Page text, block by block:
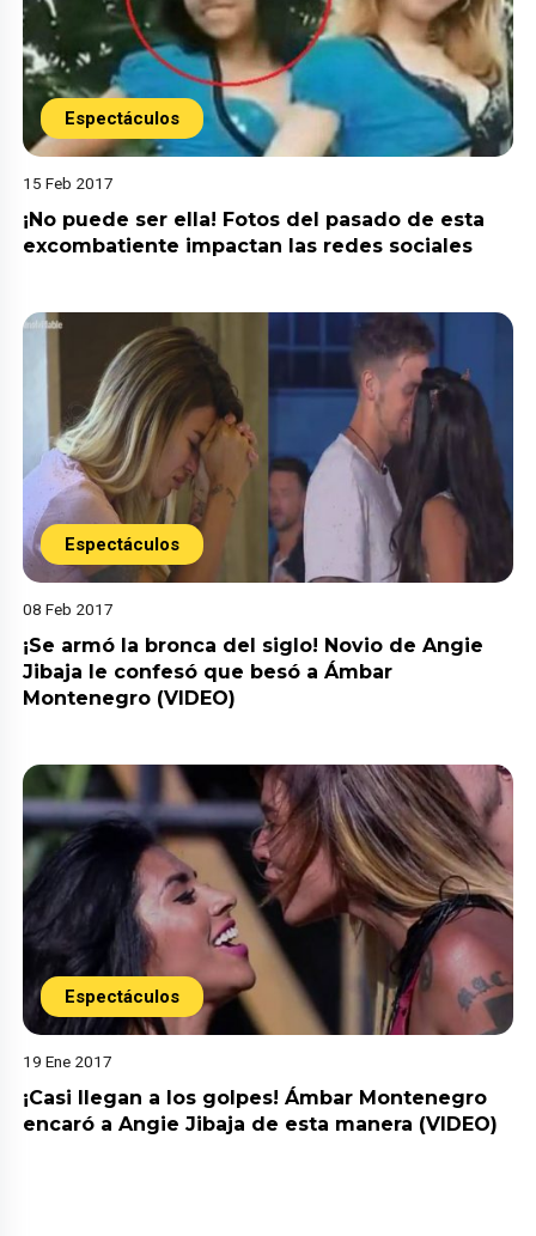
Espectáculos
15 Feb 2017
¡No puede ser ella! Fotos del pasado de esta
excombatiente impactan las redes sociales
Espectáculos
08 Feb 2017
¡Se armó la bronca del siglo! Novio de Angie
Jibaja le confesó que besó a Ámbar
Montenegro (VIDEO)
Espectáculos
19 Ene 2017
¡Casi llegan a los golpes! Ámbar Montenegro
encaró a Angie Jibaja de esta manera (VIDEO)